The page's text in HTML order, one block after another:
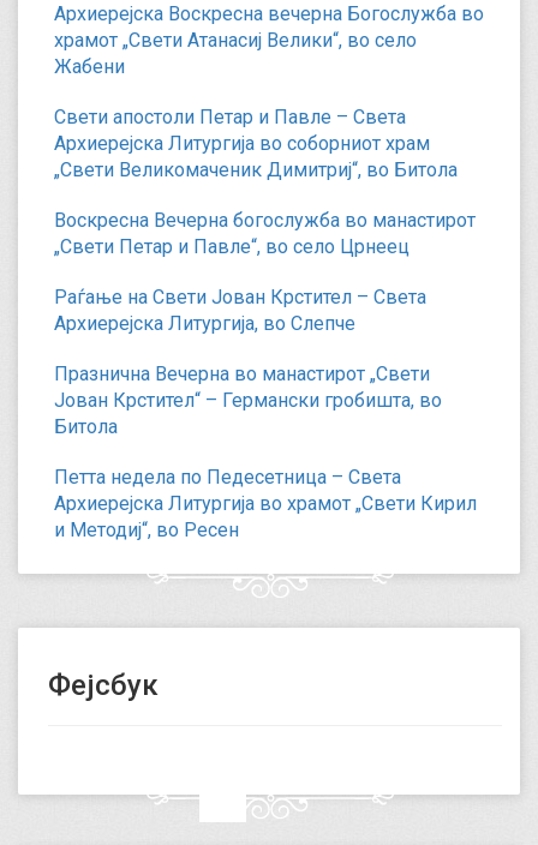
Архиерејска Воскресна вечерна Богослужба во
храмот „Свети Атанасиј Велики“, во село
Жабени
Свети апостоли Петар и Павле – Света
Архиерејска Литургија во соборниот храм
„Свети Великомаченик Димитриј“, во Битола
Воскресна Вечерна богослужба во манастирот
„Свети Петар и Павле“, во село Црнеец
Раѓање на Свети Јован Крстител – Света
Архиерејска Литургија, во Слепче
Празнична Вечерна во манастирот „Свети
Јован Крстител“ – Германски гробишта, во
Битола
Петта недела по Педесетница – Света
Архиерејска Литургија во храмот „Свети Кирил
и Методиј“, во Ресен
Фејсбук